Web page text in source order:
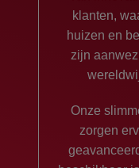
klanten,
huizen en
zijn
Onze
zorgen